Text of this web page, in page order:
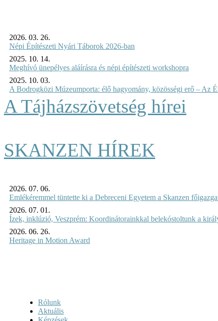
2026. 03. 26.
Népi Építészeti Nyári Táborok 2026-ban
2025. 10. 14.
Meghívó ünepélyes aláírásra és népi építészeti workshopra
2025. 10. 03.
A Bodrogközi Múzeumporta: élő hagyomány, közösségi erő – Az
A Tájházszövetség hírei
SKANZEN HÍREK
2026. 07. 06.
Emlékéremmel tüntette ki a Debreceni Egyetem a Skanzen
2026. 07. 01.
Ízek, inklúzió, Veszprém: Koordinátorainkkal belekóstoltunk a
2026. 06. 26.
Heritage in Motion Award
Rólunk
Aktuális